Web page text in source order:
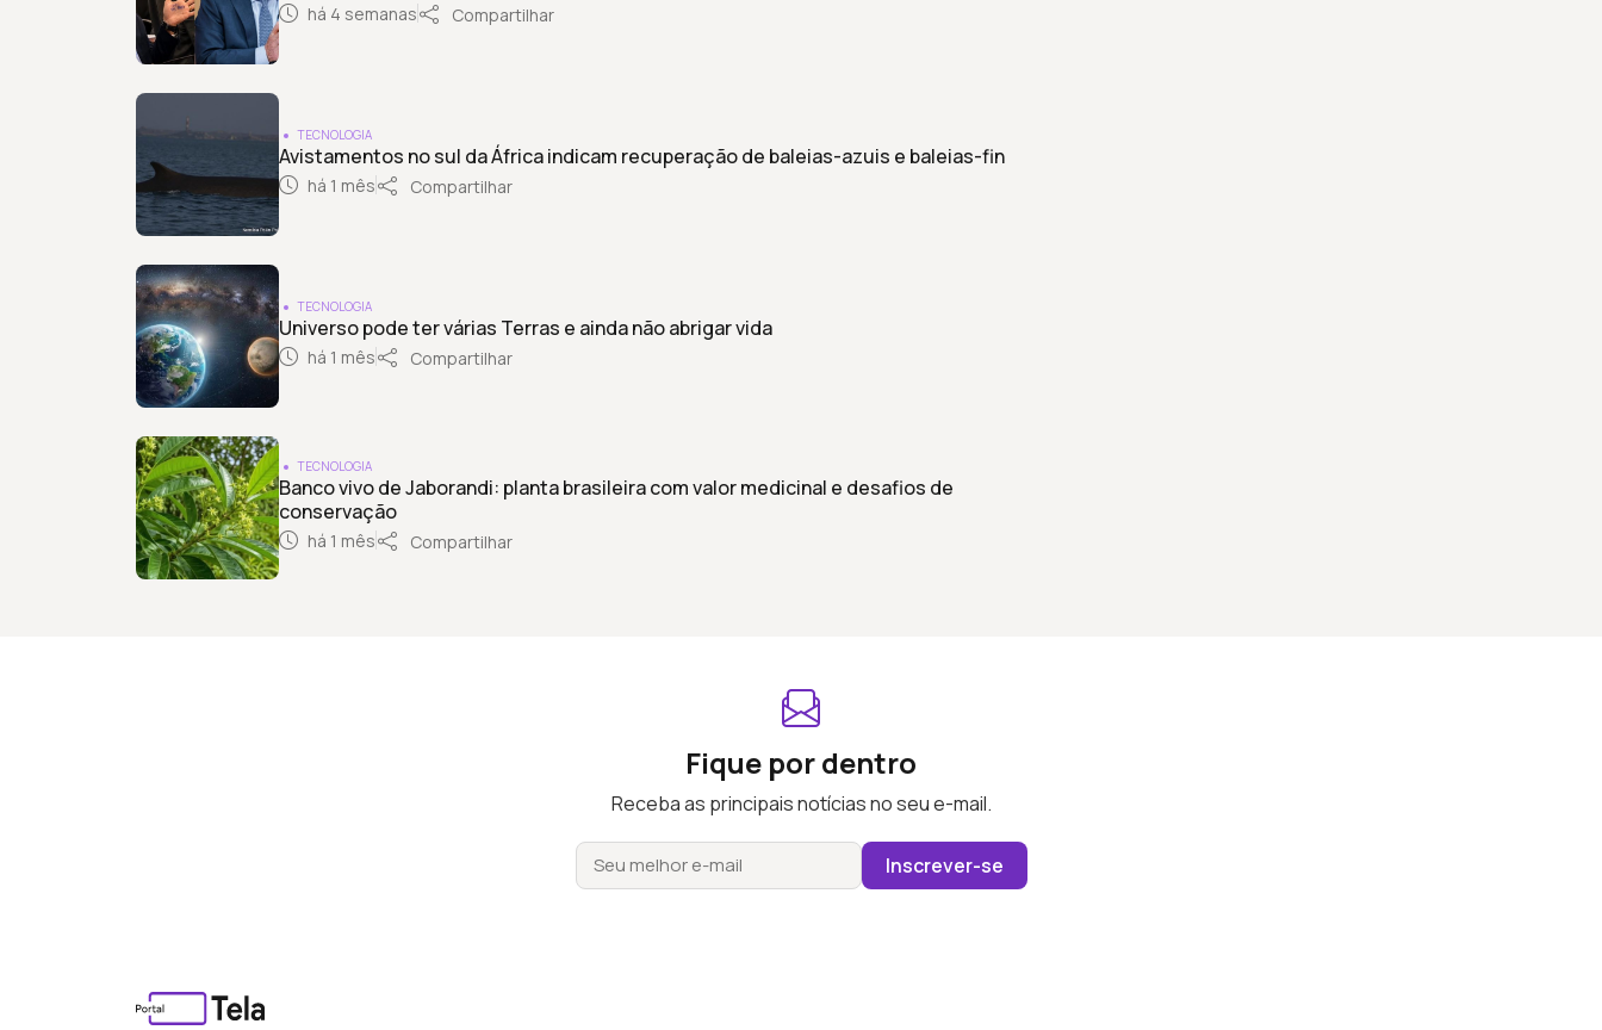
há 4 semanas Compartilhar
TECNOLOGIA
Avistamentos no sul da África indicam recuperação de baleias-azuis e baleias-fin
há 1 mês Compartilhar
TECNOLOGIA
Universo pode ter várias Terras e ainda não abrigar vida
há 1 mês Compartilhar
TECNOLOGIA
Banco vivo de Jaborandi: planta brasileira com valor medicinal e desafios de
conservação
há 1 mês Compartilhar
Fique por dentro
Receba as principais notícias no seu e-mail.
Inscrever-se